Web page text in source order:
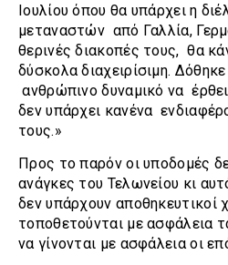
Ιουλίου όπου θα υπάρχει η
μεταναστών από Γαλλία,
θερινές διακοπές τους, θα
δύσκολα διαχειρίσιμη.
ανθρώπινο δυναμικό να
δεν υπάρχει κανένα
τους.»
Προς το παρόν οι υποδομές
ανάγκες του Τελωνείου κι
δεν υπάρχουν αποθηκευτικοί
τοποθετούνται με ασφάλεια
να γίνονται με ασφάλεια οι